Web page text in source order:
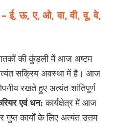
ई, ऊ, ए, ओ, वा, वी, वू, वे,
की कुंडली में आज अष्टम
सक्रिय अवस्था में है। आज
रखते हुए अत्यंत शांतिपूर्ण
एवं धन: कार्यक्षेत्र में आज
कार्यों के लिए अत्यंत उत्तम